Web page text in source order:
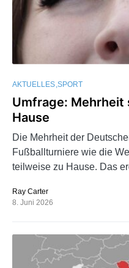
AKTUELLES SPORT
Umfrage: Mehrheit
Hause
Die Mehrheit der
Fußballturniere wie die
teilweise zu Hause. Das
Ray Carter
8. Juni 2026